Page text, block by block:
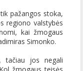
pažangos stoka,
regiono valstybės
kai žmogaus
Simonko.
tačiau jos negali